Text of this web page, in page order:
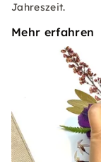
Jahreszeit.
Mehr erfahren